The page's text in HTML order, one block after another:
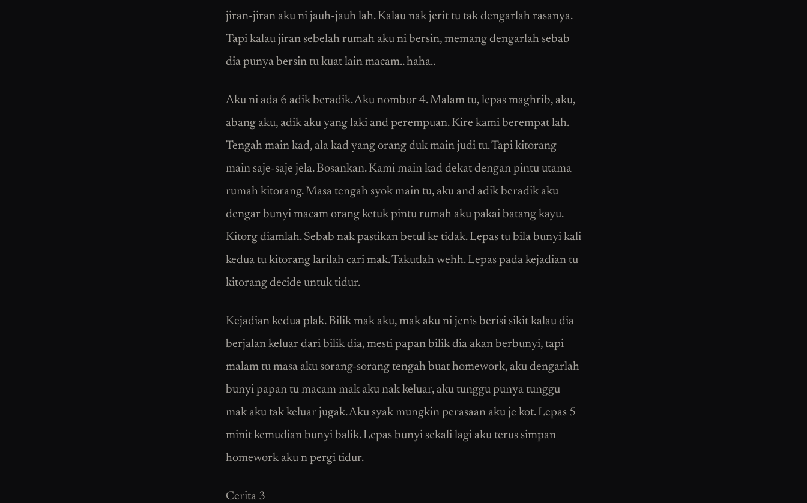
jiran-jiran aku ni jauh-jauh lah. Kalau nak jerit tu tak dengarlah rasanya.
Tapi kalau jiran sebelah rumah aku ni bersin, memang dengarlah sebab
dia punya bersin tu kuat lain macam.. haha..
Aku ni ada 6 adik beradik. Aku nombor 4. Malam tu, lepas maghrib, aku,
abang aku, adik aku yang laki and perempuan. Kire kami berempat lah.
Tengah main kad, ala kad yang orang duk main judi tu. Tapi kitorang
main saje-saje jela. Bosankan. Kami main kad dekat dengan pintu utama
rumah kitorang. Masa tengah syok main tu, aku and adik beradik aku
dengar bunyi macam orang ketuk pintu rumah aku pakai batang kayu.
Kitorg diamlah. Sebab nak pastikan betul ke tidak. Lepas tu bila bunyi kali
kedua tu kitorang larilah cari mak. Takutlah wehh. Lepas pada kejadian tu
kitorang decide untuk tidur.
Kejadian kedua plak. Bilik mak aku, mak aku ni jenis berisi sikit kalau dia
berjalan keluar dari bilik dia, mesti papan bilik dia akan berbunyi, tapi
malam tu masa aku sorang-sorang tengah buat homework, aku dengarlah
bunyi papan tu macam mak aku nak keluar, aku tunggu punya tunggu
mak aku tak keluar jugak. Aku syak mungkin perasaan aku je kot. Lepas 5
minit kemudian bunyi balik. Lepas bunyi sekali lagi aku terus simpan
homework aku n pergi tidur.
Cerita 3